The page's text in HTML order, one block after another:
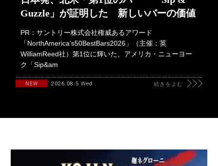
Guzzle」が証明した 新しいバーの価値
PR：サントリー株式会社権威あるアワード
「NorthAmerica’s50BestBars2026」（主催：英
WilliamReed社）第1位に輝いた、アメリカ・ニューヨー
ク「Sip&am
NEW 2026.08.5 Wed 続きをよむ